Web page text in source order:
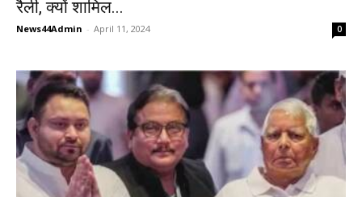
रैली, क्यों शामिल...
News44Admin - April 11, 2024 0